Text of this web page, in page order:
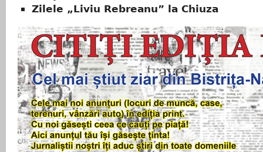
Zilele „Liviu Rebreanu” la Chiuza